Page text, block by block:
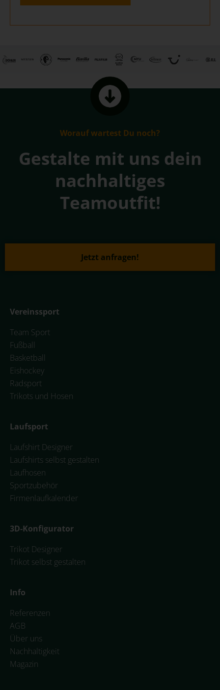
Worauf wartest Du noch?
Gestalte mit uns dein
nachhaltiges
Teamoutfit!
Jetzt anfragen!
Vereinssport
Team Sport
Fußball
Basketball
Eishockey
Radsport
Trikots und Hosen
Laufsport
Laufshirt Designer
Laufshirts selbst gestalten
Laufhosen
Sportzubehör
Firmenlaufkalender
3D-Konfigurator
Trikot Designer
Trikot selbst gestalten
Info
Referenzen
AGB
Über uns
Nachhaltigkeit
Magazin